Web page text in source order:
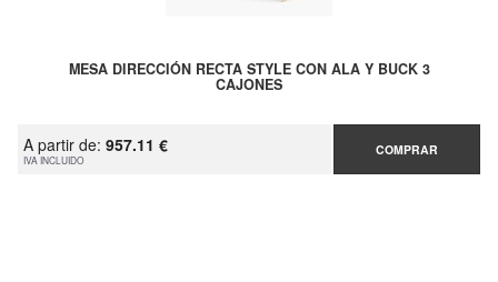
MESA DIRECCIÓN RECTA STYLE CON ALA Y BUCK 3
CAJONES
A partir de: 957.11 €
IVA INCLUIDO
COMPRAR